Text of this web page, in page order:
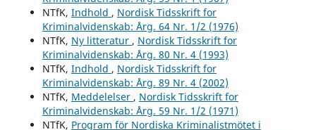
NTfK, Indhold , Nordisk Tidsskrift for
Kriminalvidenskab: Årg. 64 Nr. 1/2 (1976)
NTfK, Ny litteratur , Nordisk Tidsskrift for
Kriminalvidenskab: Årg. 80 Nr. 4 (1993)
NTfK, Indhold , Nordisk Tidsskrift for
Kriminalvidenskab: Årg. 89 Nr. 4 (2002)
NTfK, Meddelelser , Nordisk Tidsskrift for
Kriminalvidenskab: Årg. 59 Nr. 1/2 (1971)
NTfK, Program för Nordiska Kriminalistmötet i